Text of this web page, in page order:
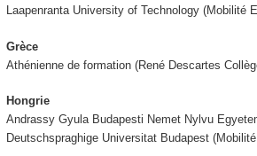
Laapenranta University of Technology (Mobilité
Grèce
Athénienne de formation (René Descartes
Hongrie
Andrassy Gyula Budapesti Nemet Nylvu
Deutschspraghige Universitat Budapest